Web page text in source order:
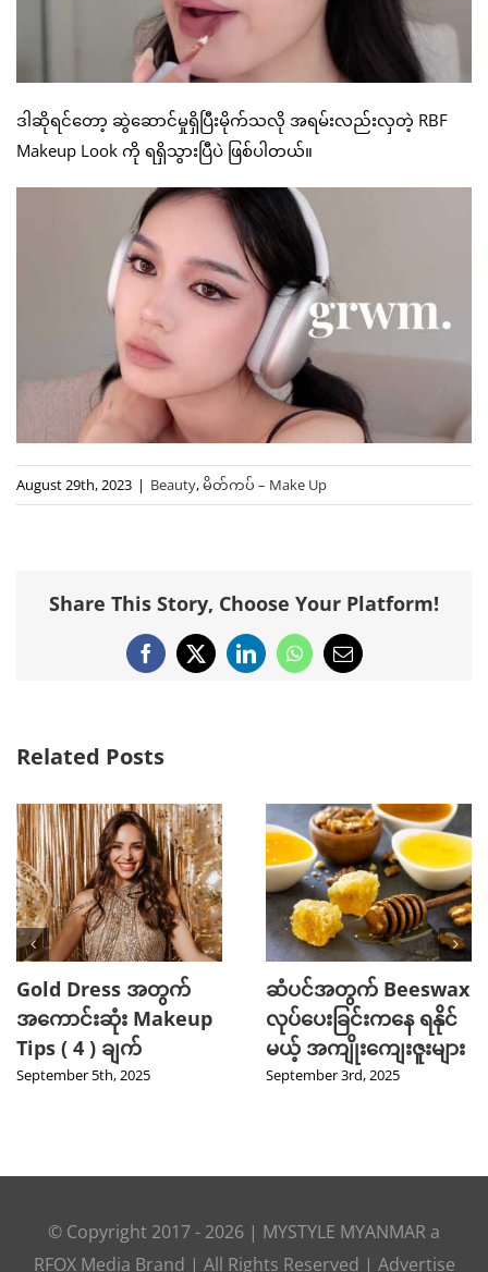
ဒါဆိုရင်တော့ ဆွဲဆောင်မှုရှိပြီးမိုက်သလို အရမ်းလည်းလှတဲ့ RBF
Makeup Look ကို ရရှိသွားပြီပဲ ဖြစ်ပါတယ်။
August 29th, 2023 | Beauty,မိတ်ကပ် – Make Up
Share This Story, Choose Your Platform!
Facebook
X LinkedInWhatsApp
Email
Related Posts
Gold Dress အတွက်
အကောင်းဆုံး Makeup
Tips ( 4 ) ချက်
September 5th, 2025
ဆံပင်အတွက် Beeswax
လုပ်ပေးခြင်းကနေ ရနိုင်
မယ့် အကျိုးကျေးဇူးများ
September 3rd, 2025
© Copyright 2017 - 2026 | MYSTYLE MYANMAR a
RFOX Media Brand | All Rights Reserved | Advertise